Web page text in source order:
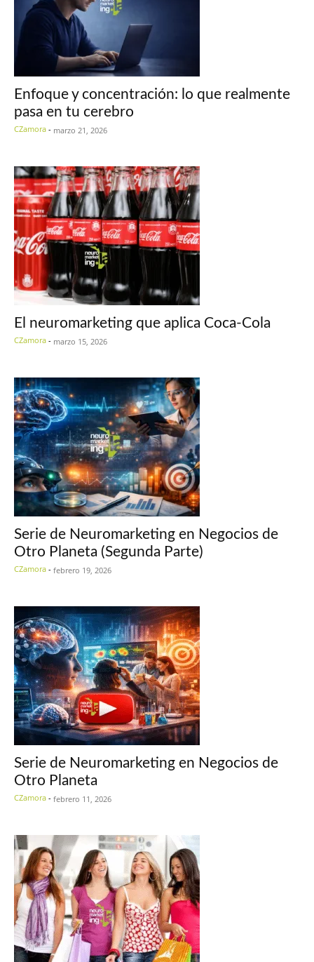
Enfoque y concentración: lo que realmente
pasa en tu cerebro
CZamora - marzo 21, 2026
El neuromarketing que aplica Coca-Cola
CZamora - marzo 15, 2026
Serie de Neuromarketing en Negocios de
Otro Planeta (Segunda Parte)
CZamora - febrero 19, 2026
Serie de Neuromarketing en Negocios de
Otro Planeta
CZamora - febrero 11, 2026